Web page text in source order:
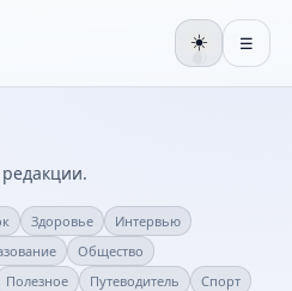
☀️ ☰
Здоровье
Интервью
Общество
Полезное Путеводитель
Спорт